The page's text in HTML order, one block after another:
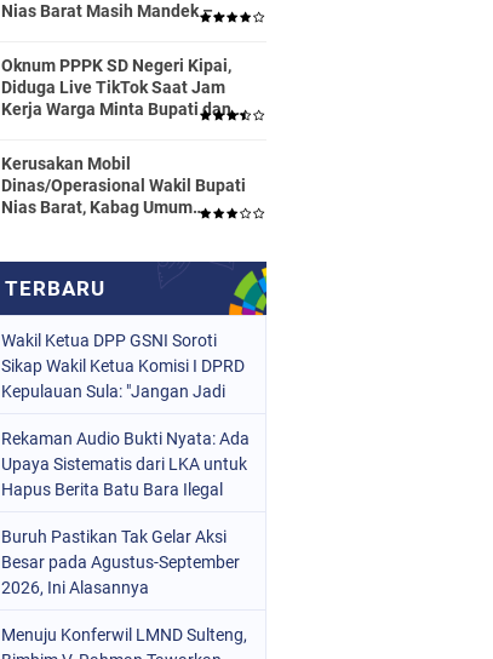
Nias Barat Masih Mandek –
Persen
Oknum PPPK SD Negeri Kipai,
Diduga Live TikTok Saat Jam
Kerja Warga Minta Bupati dan
Segera Proses Sesuai Hukum
Kerusakan Mobil
Dinas/Operasional Wakil Bupati
Nias Barat, Kabag Umum
Wakil Ketua DPP GSNI Soroti
Sikap Wakil Ketua Komisi I DPRD
Kepulauan Sula: "Jangan Jadi
Rekaman Audio Bukti Nyata: Ada
Upaya Sistematis dari LKA untuk
Hapus Berita Batu Bara Ilegal
Buruh Pastikan Tak Gelar Aksi
Besar pada Agustus-September
2026, Ini Alasannya
Menuju Konferwil LMND Sulteng,